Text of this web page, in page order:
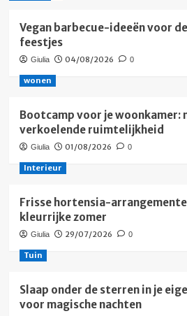
Vegan barbecue-ideeën voor
feestjes
Giulia 04/08/2026 0
wonen
Bootcamp voor je woonkamer:
verkoelende ruimtelijkheid
Giulia 01/08/2026 0
Interieur
Frisse hortensia-
kleurrijke zomer
Giulia 29/07/2026 0
Tuin
Slaap onder de sterren in je
voor magische nachten